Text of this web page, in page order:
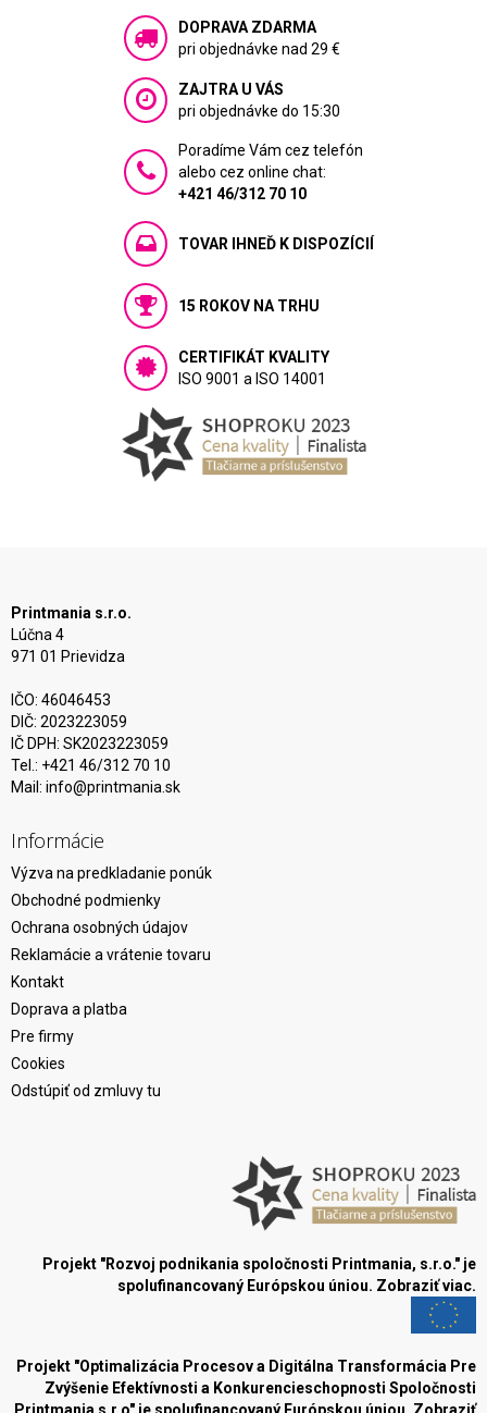
DOPRAVA ZDARMA
pri objednávke nad 29 €
ZAJTRA U VÁS
pri objednávke do 15:30
Poradíme Vám cez telefón
alebo cez online chat:
+421 46/312 70 10
TOVAR IHNEĎ K DISPOZÍCIÍ
15 ROKOV NA TRHU
CERTIFIKÁT KVALITY
ISO 9001 a ISO 14001
Printmania s.r.o.
Lúčna 4
971 01 Prievidza
IČO: 46046453
DIČ: 2023223059
IČ DPH: SK2023223059
Tel.: +421 46/312 70 10
Mail: info@printmania.sk
Informácie
Výzva na predkladanie ponúk
Obchodné podmienky
Ochrana osobných údajov
Reklamácie a vrátenie tovaru
Kontakt
Doprava a platba
Pre firmy
Cookies
Odstúpiť od zmluvy tu
Projekt "Rozvoj podnikania spoločnosti Printmania, s.r.o." je
spolufinancovaný Európskou úniou. Zobraziť viac.
Projekt "Optimalizácia Procesov a Digitálna Transformácia Pre
Zvýšenie Efektívnosti a Konkurencieschopnosti Spoločnosti